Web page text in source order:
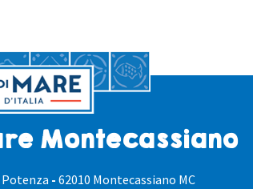
Montecassiano
Potenza - 62010 Montecassiano MC